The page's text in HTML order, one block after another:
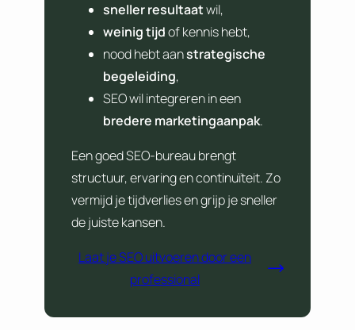
sneller resultaatwil,
weinig tijdof kennis hebt,
nood hebt aanstrategische
begeleiding,
SEO wil integreren in een
bredere marketingaanpak.
Een goed SEO-bureau brengt
structuur, ervaring en continuïteit. Zo
vermijd je tijdverlies en grijp je sneller
de juiste kansen.
Laat je SEO uitvoeren door een
professional